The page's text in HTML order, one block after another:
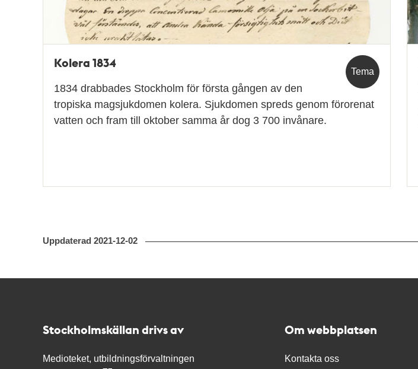
Tema
Kolera 1834
1834 drabbades Stockholm för första gången av den
tropiska magsjukdomen kolera. Sjukdomen spreds genom förorenat
vatten och fram till oktober samma år dog 3 700 invånare.
Uppdaterad 2021-12-02
Stockholmskällan drivs av
Medioteket, utbildningsförvaltningen
Om webbplatsen
Kontakta oss